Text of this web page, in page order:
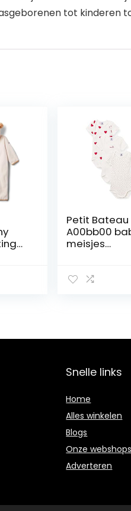
tot kinderen
Petit Bateau
A00bb00
meisjes
Snelle links
Home
Alles winkelen
Blogs
Onze webshops
Adverteren